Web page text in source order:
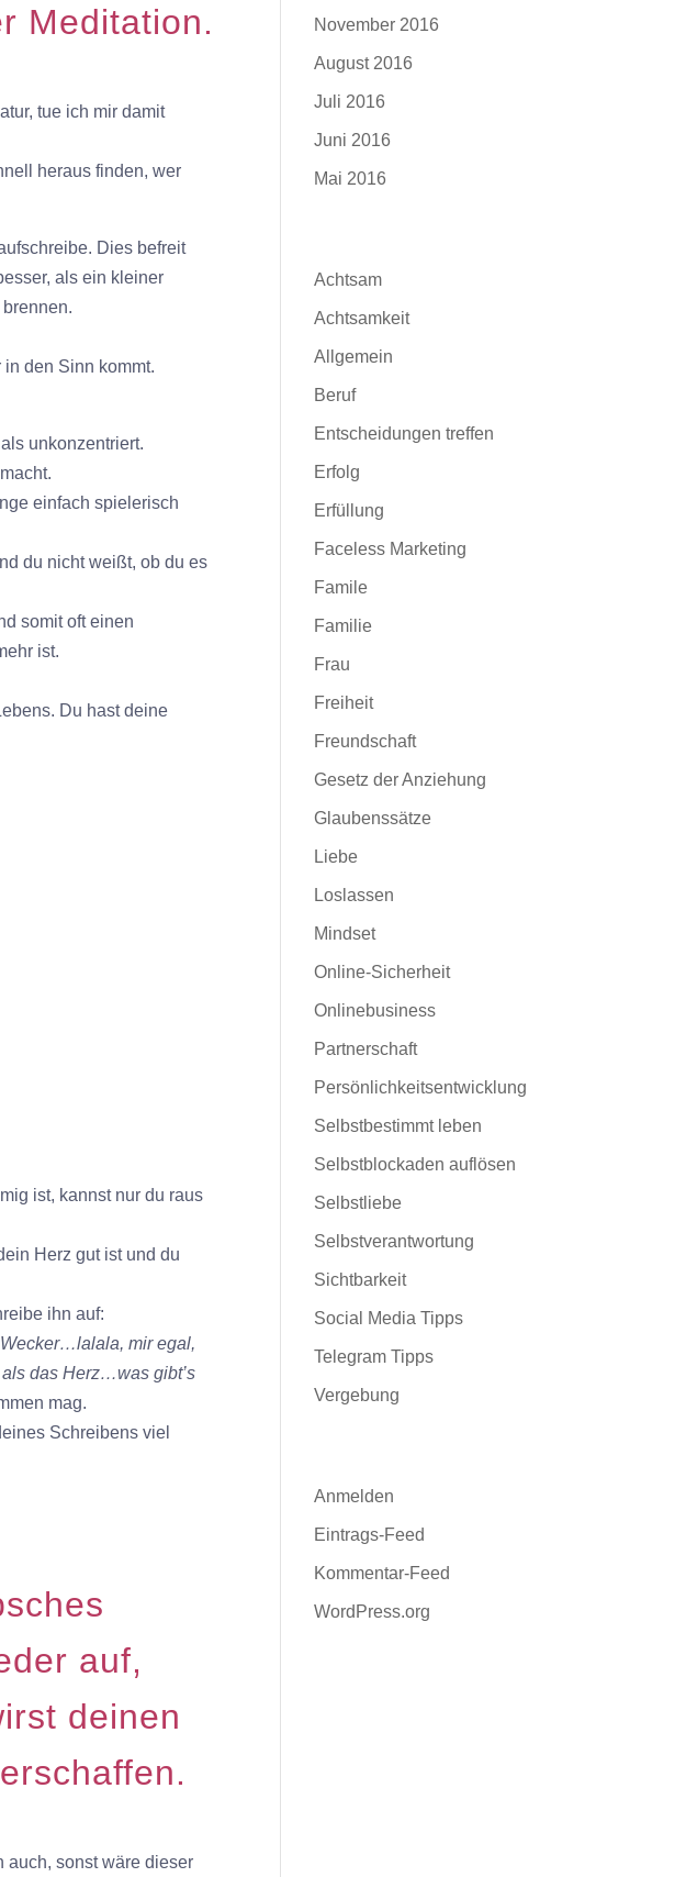
Meditation.
tue ich mir damit
heraus finden, wer
Dies befreit
als ein kleiner
den Sinn kommt.
unkonzentriert.
einfach spielerisch
du nicht weißt, ob du es
somit oft einen
ist.
Du hast deine
ist, kannst nur du raus
Herz gut ist und du
ihn auf:
mir egal,
das Herz…was gibt’s
mag.
Schreibens viel
auf,
deinen
auch, sonst wäre dieser
November 2016
August 2016
Juli 2016
Juni 2016
Mai 2016
Achtsam
Achtsamkeit
Allgemein
Beruf
Entscheidungen treffen
Erfolg
Erfüllung
Faceless Marketing
Famile
Familie
Frau
Freiheit
Freundschaft
Gesetz der Anziehung
Glaubenssätze
Liebe
Loslassen
Mindset
Online-Sicherheit
Onlinebusiness
Partnerschaft
Persönlichkeitsentwicklung
Selbstbestimmt leben
Selbstblockaden auflösen
Selbstliebe
Selbstverantwortung
Sichtbarkeit
Social Media Tipps
Telegram Tipps
Vergebung
Anmelden
Eintrags-Feed
Kommentar-Feed
WordPress.org